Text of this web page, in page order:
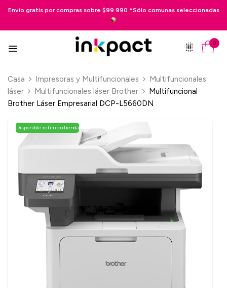
sobre $99.990 *Sólo comunas seleccionadas
0
Casa Impresoras y Multifuncionales
Multifuncionales
láser
Multifuncionales láser Brother
Multifuncional
Brother Láser Empresarial DCP-L5660DN
Disponible retiro en tienda